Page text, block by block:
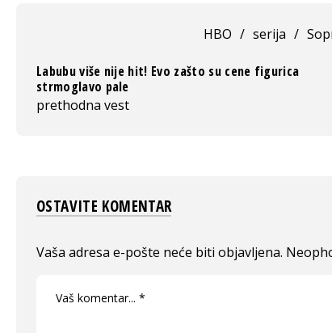
HBO / serija /
Labubu više nije hit! Evo zašto su cene figurica
strmoglavo pale
prethodna vest
OSTAVITE KOMENTAR
Vaša adresa e-pošte neće biti objavljena.